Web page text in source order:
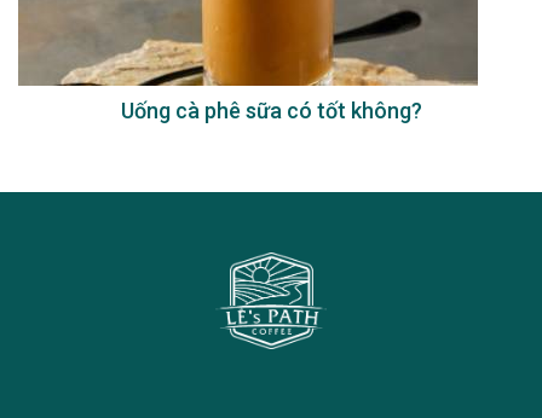
Uống cà phê sữa có tốt không?